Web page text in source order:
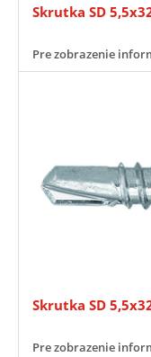
Skrutka SD
Pre zobrazenie
Skrutka SD
Pre zobrazenie